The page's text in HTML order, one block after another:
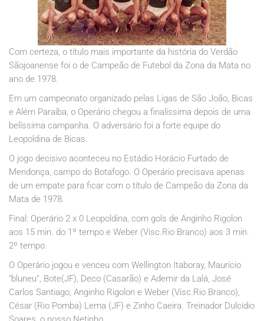
Com certeza, o título mais importante da história do Verdão
Sãojoanense foi o de Campeão de Futebol da Zona da Mata no
ano de 1978.
Em um campeonato organizado pelas Ligas de São João, Bicas
e Além Paraíba, o Operário chegou a finalíssima depois de uma
belíssima campanha. O adversário foi a forte equipe do
Leopoldina de Bicas.
O jogo decisivo aconteceu no Estádio Horácio Furtado de
Mendonça, campo do Botafogo. O Operário precisava apenas
de um empate para ficar com o título de Campeão da Zona da
Mata de 1978.
Final: Operário 2 x 0 Leopoldina, com gols de Anginho Rigolon
aos 15 min. do 1º tempo e Weber (Visc.Rio Branco) aos 3 min.
2º tempo.
O Operário jogou e venceu com Wellington Itaboray, Maurício
“bluneu”, Bote(JF), Deco (Casarão) e Ademir da Lalá, José
Carlos Santiago, Anginho Rigolon e Weber (Visc.Rio Branco),
César (Rio Pomba) Lema (JF) e Zinho Caeira. Treinador Dulcídio